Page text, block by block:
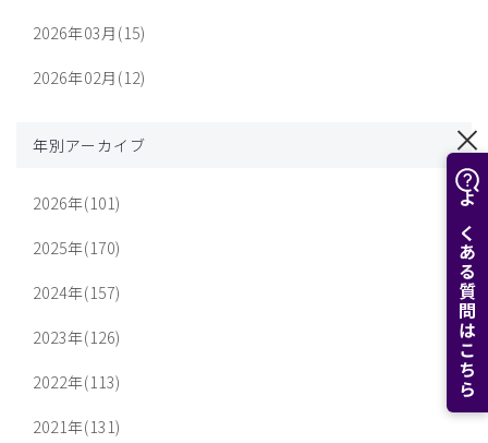
よくある質問はこちら
2026年03月(15)
2026年02月(12)
年別アーカイブ
2026年(101)
2025年(170)
2024年(157)
2023年(126)
2022年(113)
2021年(131)